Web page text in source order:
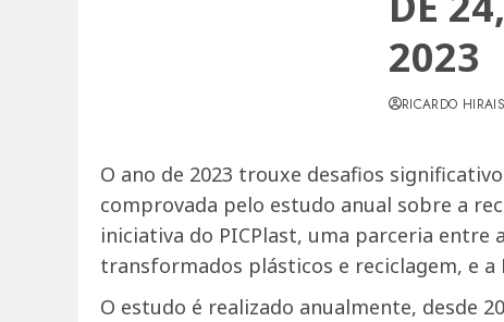
2023
RICARDO
O ano de 2023 trouxe desafios
comprovada pelo estudo anual sobre a
iniciativa do PICPlast, uma parceria entre
transformados plásticos e reciclagem, e
O estudo é realizado anualmente, desde